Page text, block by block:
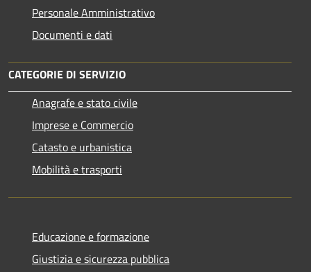
Personale Amministrativo
Documenti e dati
CATEGORIE DI SERVIZIO
Anagrafe e stato civile
Imprese e Commercio
Catasto e urbanistica
Mobilità e trasporti
Educazione e formazione
Giustizia e sicurezza pubblica